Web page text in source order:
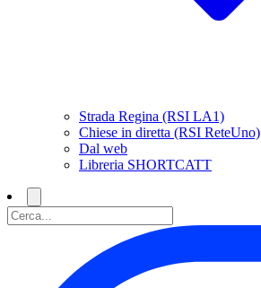
Strada Regina (RSI LA1)
Chiese in diretta (RSI ReteUno)
Dal web
Libreria SHORTCATT